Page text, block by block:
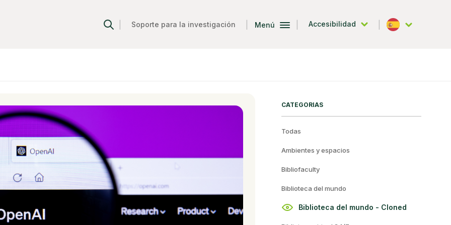
Soporte para la investigación Menú Accesibilidad
Español
CATEGORIAS
Todas
Ambientes y espacios
Bibliofaculty
Biblioteca del mundo
Biblioteca del mundo - Cloned